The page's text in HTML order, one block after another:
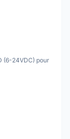
(6-24VDC) pour